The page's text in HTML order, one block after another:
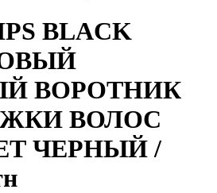
BLACK
ВОРОТНИК
ВОЛОС
ЧЕРНЫЙ /